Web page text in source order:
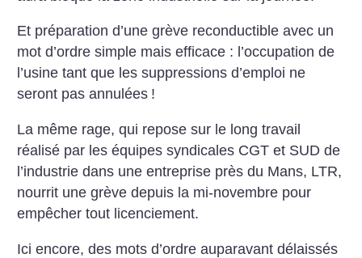
Et préparation d’une grève reconductible avec un
mot d’ordre simple mais efficace : l’occupation de
l’usine tant que les suppressions d’emploi ne
seront pas annulées !
La même rage, qui repose sur le long travail
réalisé par les équipes syndicales CGT et SUD de
l’industrie dans une entreprise près du Mans, LTR,
nourrit une grève depuis la mi-novembre pour
empêcher tout licenciement.
Ici encore, des mots d’ordre auparavant délaissés